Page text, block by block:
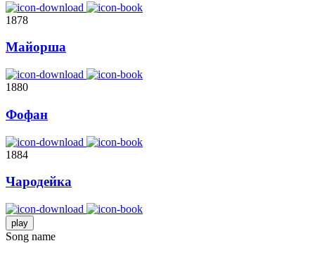
1878
Майорша
1880
Фофан
1884
Чародейка
play
Song name